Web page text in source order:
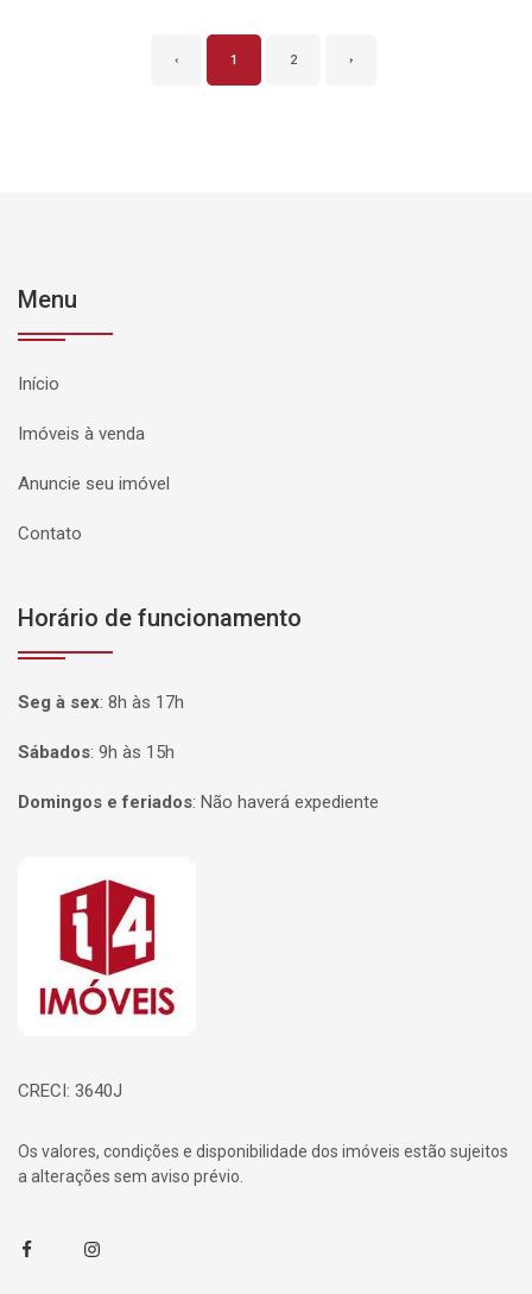
‹ 1 2 ›
Menu
Início
Imóveis à venda
Anuncie seu imóvel
Contato
Horário de funcionamento
Seg à sex: 8h às 17h
Sábados: 9h às 15h
Domingos e feriados: Não haverá expediente
Página inicial
CRECI: 3640J
Os valores, condições e disponibilidade dos imóveis estão sujeitos
a alterações sem aviso prévio.
FacebookInstagram